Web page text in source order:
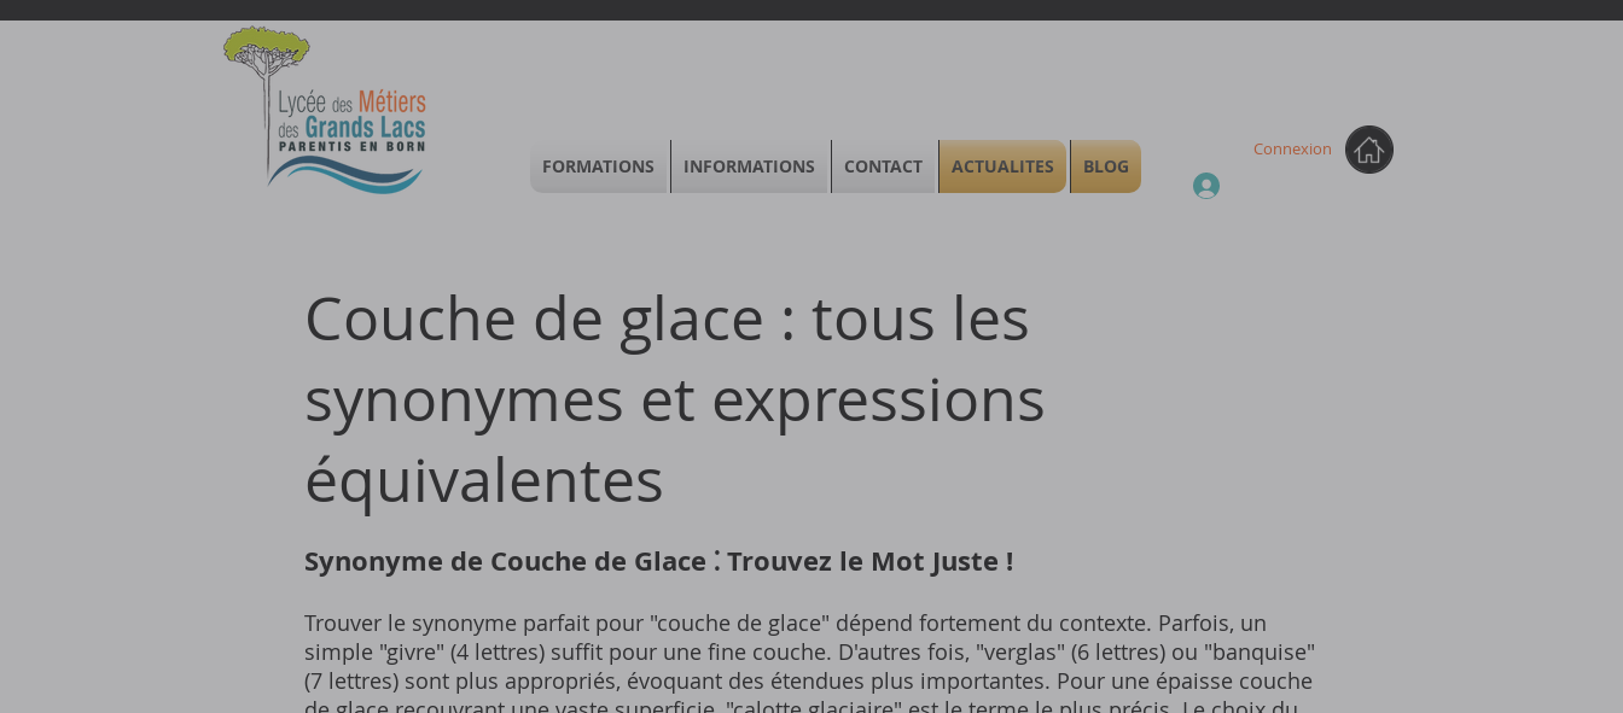
Connexion
Couche de glace : tous les
synonymes et expressions
équivalentes
Synonyme de Couche de Glace ⁚ Trouvez le Mot Juste !
Trouver le synonyme parfait pour "couche de glace" dépend fortement du contexte. Parfois, un
simple "givre" (4 lettres) suffit pour une fine couche. D'autres fois, "verglas" (6 lettres) ou "banquise"
(7 lettres) sont plus appropriés, évoquant des étendues plus importantes. Pour une épaisse couche
FORMATIONS INFORMATIONS CONTACT ACTUALITES BLOG